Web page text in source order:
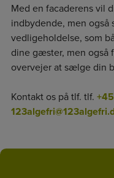
Med en facaderens vil
indbydende, men også
vedligeholdelse, som
dine gæster, men også
overvejer at sælge din
Kontakt os på tlf. tlf.